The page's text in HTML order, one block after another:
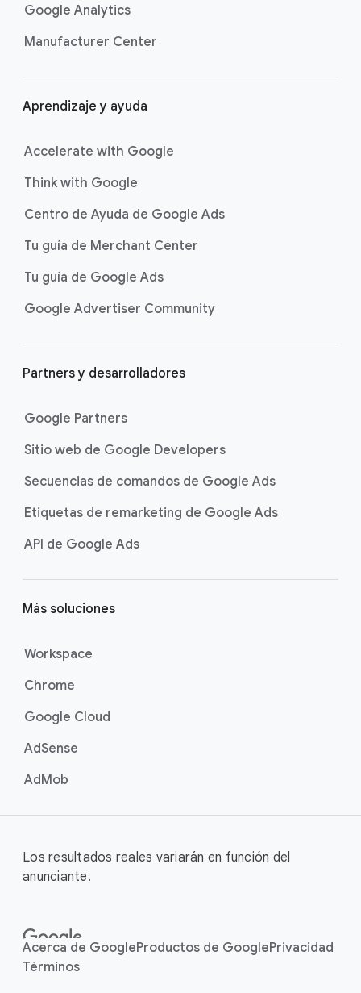
Google Analytics
Manufacturer Center
Aprendizaje y ayuda
Accelerate with Google
Think with Google
Centro de Ayuda de Google Ads
Tu guía de Merchant Center
Tu guía de Google Ads
Google Advertiser Community
Partners y desarrolladores
Google Partners
Sitio web de Google Developers
Secuencias de comandos de Google Ads
Etiquetas de remarketing de Google Ads
API de Google Ads
Más soluciones
Workspace
Chrome
Google Cloud
AdSense
AdMob
Los resultados reales variarán en función del
anunciante.
Acerca de GoogleProductos de GooglePrivacidad
Términos